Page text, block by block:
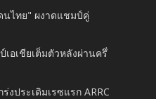
นไทย" ผงาดแชมป์คู่
เอเชียเต็มตัวหลังผ่านครึ่
งประเดิมเรซแรก ARRC